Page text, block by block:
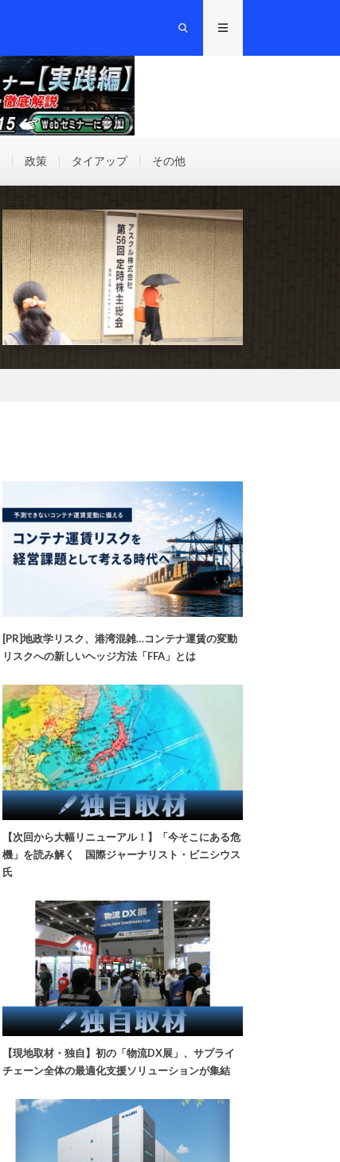
政策 タイアップ その他
[PR]地政学リスク、港湾混雑…コンテナ運賃の変動
リスクへの新しいヘッジ方法「FFA」とは
【次回から大幅リニューアル！】「今そこにある危
機」を読み解く 国際ジャーナリスト・ビニシウス
氏
【現地取材・独自】初の「物流DX展」、サプライ
チェーン全体の最適化支援ソリューションが集結